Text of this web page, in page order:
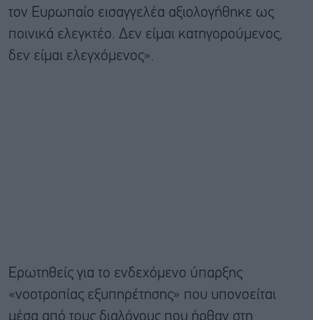
τον Ευρωπαίο εισαγγελέα αξιολογήθηκε ως
ποινικά ελεγκτέο. Δεν είμαι κατηγορούμενος,
δεν είμαι ελεγχόμενος».
Ερωτηθείς για το ενδεχόμενο ύπαρξης
«νοοτροπίας εξυπηρέτησης» που υπονοείται
μέσα από τους διαλόγους που ήρθαν στη